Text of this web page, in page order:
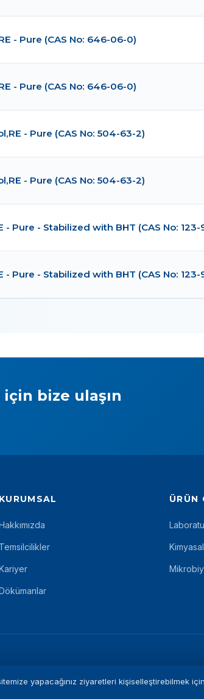
- Pure (CAS No: 646-06-0)
- Pure (CAS No: 646-06-0)
- Pure (CAS No: 504-63-2)
- Pure (CAS No: 504-63-2)
- Pure - Stabilized with BHT (CAS No: 123-
- Pure - Stabilized with BHT (CAS No: 123-
bize ulaşın
KURUMSAL
Temsilcilikler
ÜRÜN
yapacağınız ziyaretleri kişiselleştirebilmek